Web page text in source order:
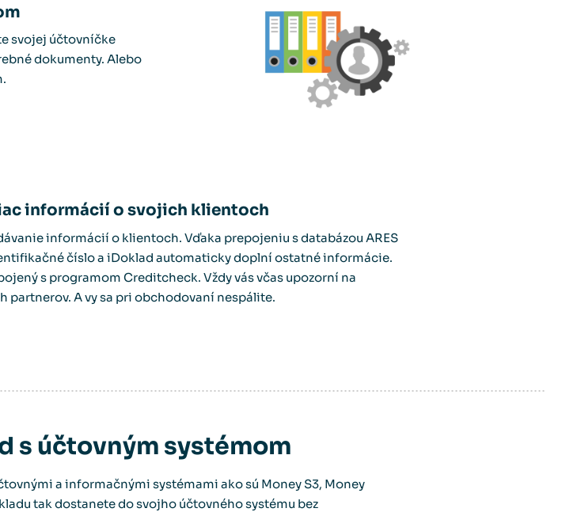
svojej účtovníčke
dokumenty. Alebo
informácií o svojich klientoch
informácií o klientoch. Vďaka prepojeniu s databázou ARES
číslo a iDoklad automaticky doplní ostatné informácie.
s programom Creditcheck. Vždy vás včas upozorní na
partnerov. A vy sa pri obchodovaní nespálite.
s účtovným systémom
a informačnými systémami ako sú Money S3, Money
tak dostanete do svojho účtovného systému bez